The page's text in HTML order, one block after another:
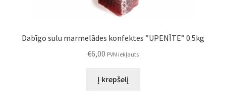
Dabīgo sulu marmelādes konfektes ”UPENĪTE” 0.5kg
€6,00 PVN iekļauts
Į krepšelį